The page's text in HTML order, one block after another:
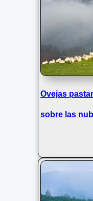
Ovejas
sobre las